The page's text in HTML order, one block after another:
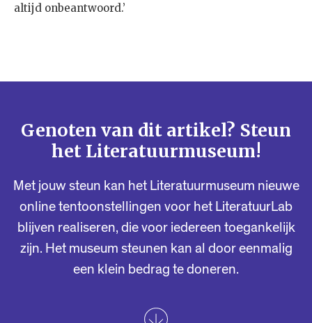
altijd onbeantwoord.’
Genoten van dit artikel? Steun
het Literatuurmuseum!
Met jouw steun kan het Literatuurmuseum nieuwe
online tentoonstellingen voor het LiteratuurLab
blijven realiseren, die voor iedereen toegankelijk
zijn. Het museum steunen kan al door eenmalig
een klein bedrag te doneren.